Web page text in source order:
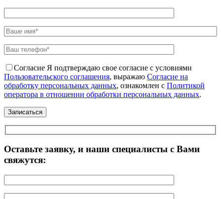
Согласие Я подтверждаю свое согласие с условиями
Пользовательского соглашения, выражаю Согласие на
обработку персональных данных, ознакомлен с Политикой
оператора в отношении обработки персональных данных.
Оставьте заявку, и наши специалисты с Вами
свяжутся: